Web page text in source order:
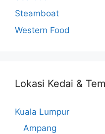
Steamboat
Western Food
Lokasi Kedai &
Kuala Lumpur
Ampang